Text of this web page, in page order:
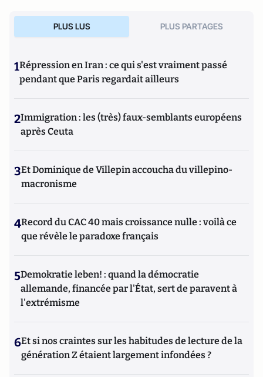
PLUS LUS PLUS PARTAGES
1Répression en Iran : ce qui s'est vraiment passé
pendant que Paris regardait ailleurs
2Immigration : les (très) faux-semblants européens
après Ceuta
3Et Dominique de Villepin accoucha du villepino-
macronisme
4Record du CAC 40 mais croissance nulle : voilà ce
que révèle le paradoxe français
5Demokratie leben! : quand la démocratie
allemande, financée par l'État, sert de paravent à
l'extrémisme
6Et si nos craintes sur les habitudes de lecture de la
génération Z étaient largement infondées ?